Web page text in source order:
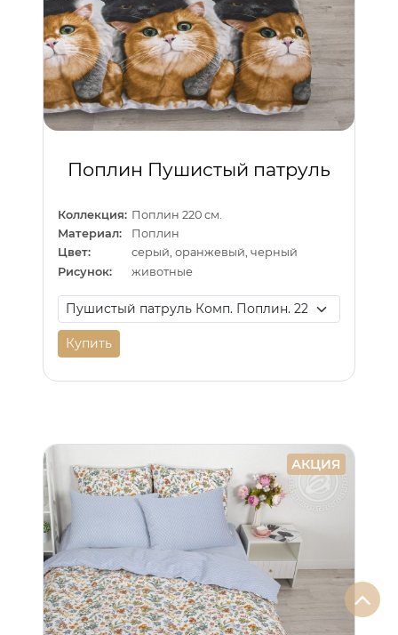
Поплин Пушистый патруль
Коллекция: Поплин 220 см.
Материал:
Поплин
Цвет:
серый, оранжевый, черный
Рисунок:
животные
Купить
АКЦИЯ